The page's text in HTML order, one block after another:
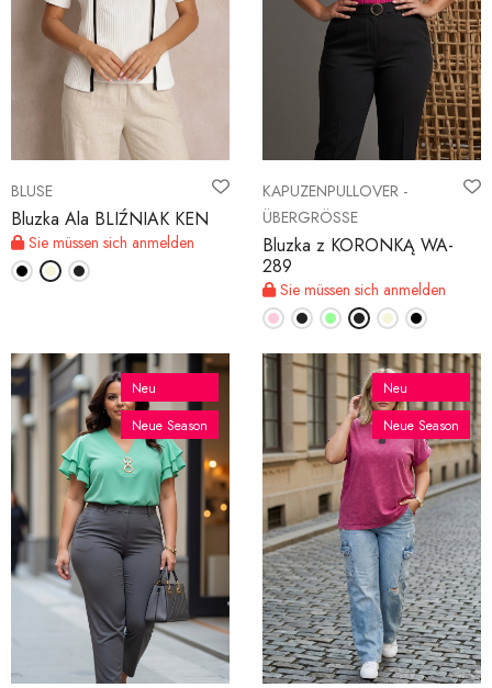
BLUSE
Bluzka Ala BLIŹNIAK KEN
Sie müssen sich anmelden
KAPUZENPULLOVER -
ÜBERGRÖSSE
Bluzka z KORONKĄ WA-
289
Sie müssen sich anmelden
Neu
Neue Season
Neu
Neue Season